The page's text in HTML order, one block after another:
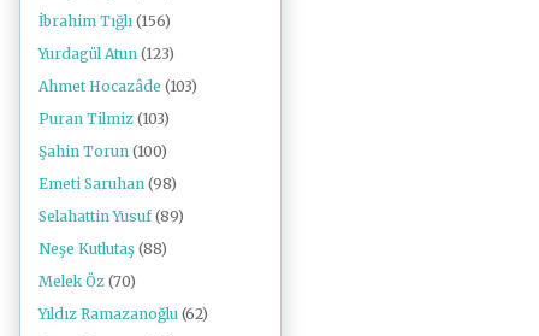
İbrahim Tığlı (156)
Yurdagül Atun (123)
Ahmet Hocazâde (103)
Puran Tilmiz (103)
Şahin Torun (100)
Emeti Saruhan (98)
Selahattin Yusuf (89)
Neşe Kutlutaş (88)
Melek Öz (70)
Yıldız Ramazanoğlu (62)